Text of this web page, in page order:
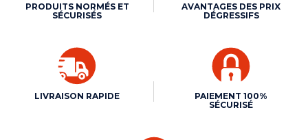
PRODUITS NORMÉS ET
SÉCURISÉS
AVANTAGES DES PRIX
DÉGRESSIFS
LIVRAISON RAPIDE
PAIEMENT 100%
SÉCURISÉ